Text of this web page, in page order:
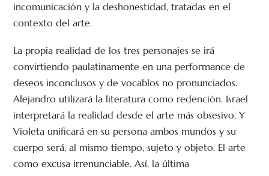
incomunicación y la deshonestidad, tratadas en el
contexto del arte.
La propia realidad de los tres personajes se irá
convirtiendo paulatinamente en una performance de
deseos inconclusos y de vocablos no pronunciados.
Alejandro utilizará la literatura como redención. Israel
interpretará la realidad desde el arte más obsesivo. Y
Violeta unificará en su persona ambos mundos y su
cuerpo será, al mismo tiempo, sujeto y objeto. El arte
como excusa irrenunciable. Así, la última